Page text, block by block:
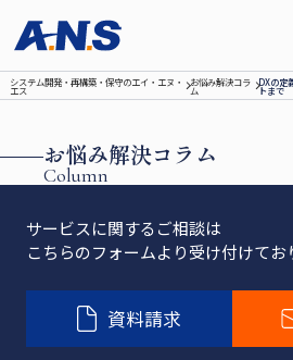
システム開発‧再構築‧保守のエイ‧エヌ‧
エス
お悩み解決コラ
ム
DXの定
トまで
Column
お悩み解決コラム
サービスに関するご相談は
こちらのフォームより受け付けてお
資料請求